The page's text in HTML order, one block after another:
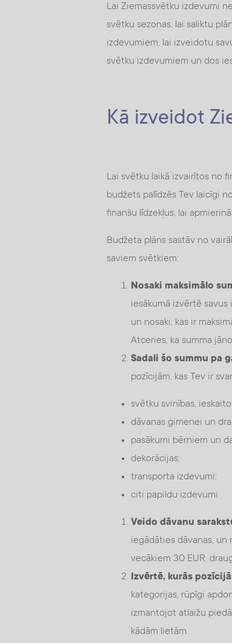
Lai Ziemassvētku izdevumi
svētku sezonas, lai saliktu
izdevumiem, lai izveidotu
svētku izdevumiem un dos
Kā izveidot
Lai svētku laikā izvairītos no
budžets palīdzēs Tev laicīgi
finanšu līdzekļus, lai
Budžeta plāns sastāv no
saviem svētkiem:
Nosaki maksimālo
iesākumā izvērtē savus
un nosaki, kas ir
Atceries, ka summa
Sadali šo summu pa
pozīcijām, kas Tev ir
svētku svinības,
dāvanas ģimenei un
pasākumi bērniem un
dekorācijas;
transporta izdevumi;
citi papildu izdevumi.
Veido dāvanu
iegādāties dāvanas, un
vecākiem 30 EUR,
Izvērtē, kurās
kategorijas, rūpīgi
izmantojot atlaižu
kādām lietām.